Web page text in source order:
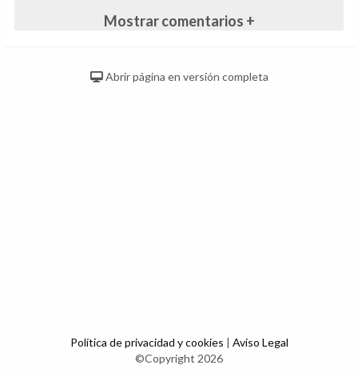
Mostrar comentarios +
Abrir página en versión completa
Política de privacidad y cookies | Aviso Legal
©Copyright 2026